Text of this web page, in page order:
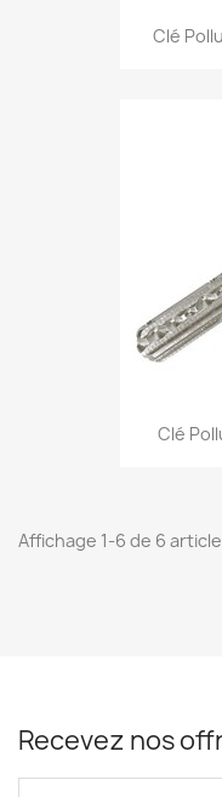
Clé
Clé
Affichage 1-6 de 6
Recevez nos